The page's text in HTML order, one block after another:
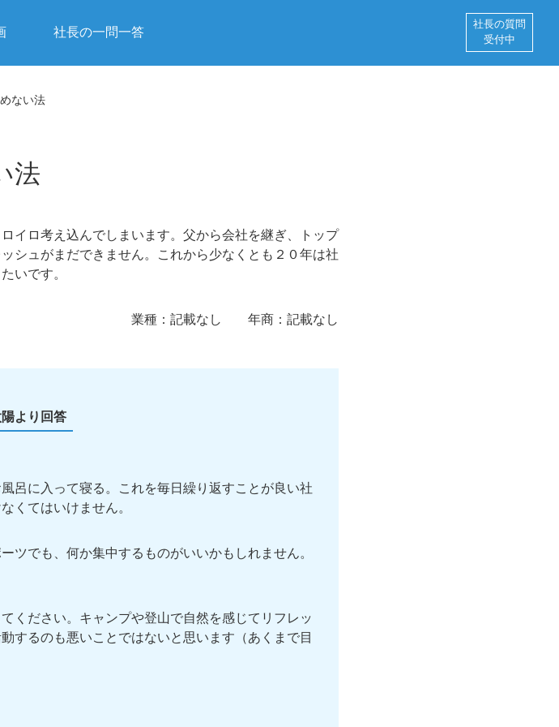
社長の一問一答
社長の質問
受付中
ない法
法
イロ考え込んでしまいます。父から会社を継ぎ、トップ
シュがまだできません。これから少なくとも２０年は社
いです。
業種： 記載なし 年商： 記載なし
より回答
呂に入って寝る。これを毎日繰り返すことが良い社
くてはいけません。
ツでも、何か集中するものがいいかもしれません。
ください。キャンプや登山で自然を感じてリフレッ
するのも悪いことではないと思います（あくまで目